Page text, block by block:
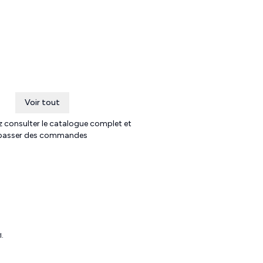
Voir tout
consulter le catalogue complet et
des commandes
.